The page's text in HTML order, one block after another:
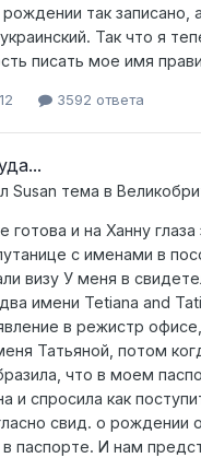
так записано,
Так что я
писать мое имя
3592 ответа
Susan тема в
готова и на Ханну глаза
с именами в
визу У меня в
имени Tetiana and
в режистр
Татьяной, потом
что в моем
и спросила как
свид. о рождении
паспорте. И нам